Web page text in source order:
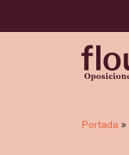
Portada »